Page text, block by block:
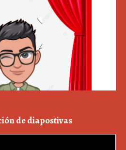
de diapostivas